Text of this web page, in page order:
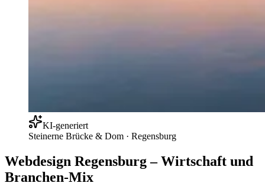
KI-generiert
Steinerne Brücke & Dom · Regensburg
Webdesign Regensburg – Wirtschaft und
Branchen-Mix